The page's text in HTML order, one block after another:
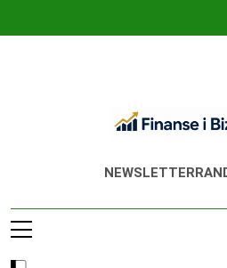
Jak Zadbać O
NEWSLETTER